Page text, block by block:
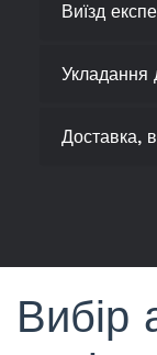
Виїзд
Укладання
Доставка,
Вибір